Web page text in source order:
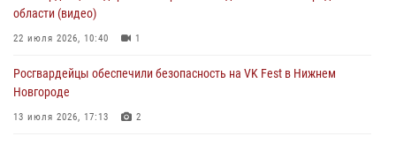
16 июля 2026, 05:00
Росгвардейцы обеспечили безопасность на VK Fest в Нижнем
13 июля 2026, 17:13
Нижегородские росгвардейцы за прошедшую неделю выезжали
области (видео)
22 июля 2026, 10:40 1
Росгвардейцы обеспечили безопасность на VK Fest в Нижнем
Новгороде
13 июля 2026, 17:13 2